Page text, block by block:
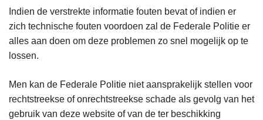
Indien de verstrekte informatie fouten bevat of indien er
zich technische fouten voordoen zal de Federale Politie er
alles aan doen om deze problemen zo snel mogelijk op te
lossen.
Men kan de Federale Politie niet aansprakelijk stellen voor
rechtstreekse of onrechtstreekse schade als gevolg van het
gebruik van deze website of van de ter beschikking